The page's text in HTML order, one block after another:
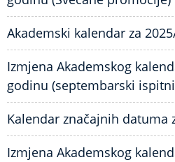
Akademski kalendar za
Izmjena Akademskog
godinu (septembarski
Kalendar značajnih datuma
Izmjena Akademskog